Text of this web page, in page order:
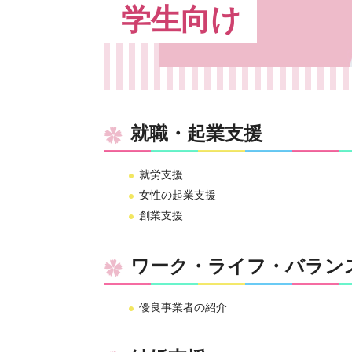
学生向け
就職・起業支援
就労支援
女性の起業支援
創業支援
ワーク・ライフ・バラン
優良事業者の紹介